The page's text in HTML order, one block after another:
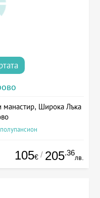
манастир, Широка Лъка
105€ / 205.36
лв.